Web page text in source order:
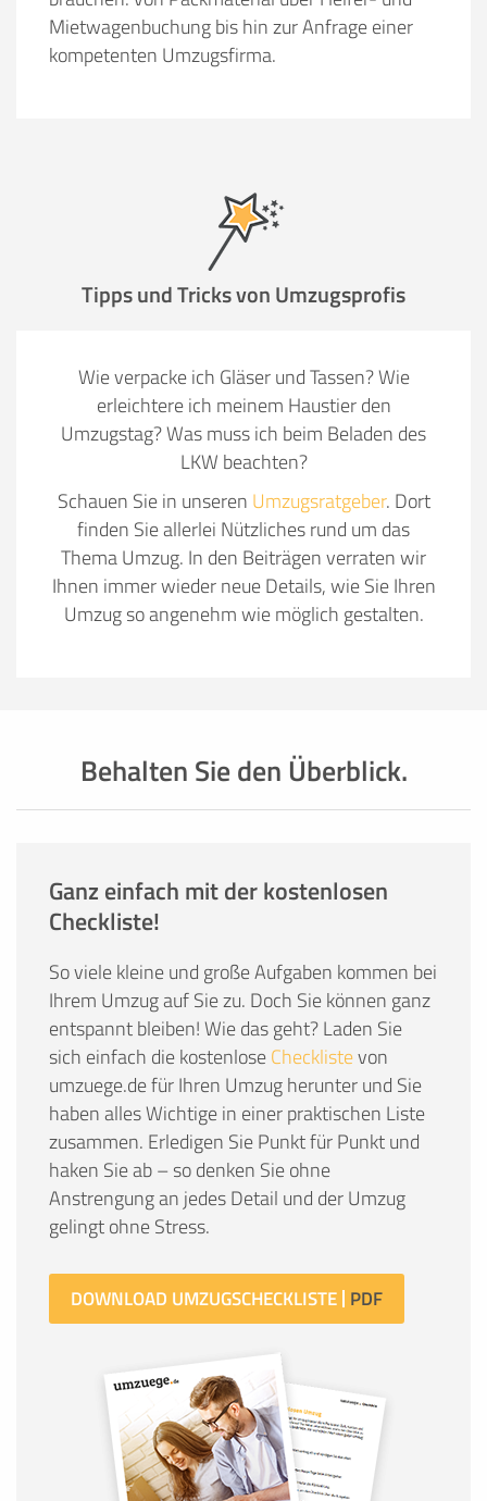
Mietwagenbuchung bis hin zur Anfrage einer
kompetenten Umzugsfirma.
Tipps und Tricks von Umzugsprofis
Wie verpacke ich Gläser und Tassen? Wie
erleichtere ich meinem Haustier den
Umzugstag? Was muss ich beim Beladen des
LKW beachten?
Schauen Sie in unseren Umzugsratgeber. Dort
finden Sie allerlei Nützliches rund um das
Thema Umzug. In den Beiträgen verraten wir
Ihnen immer wieder neue Details, wie Sie Ihren
Umzug so angenehm wie möglich gestalten.
Behalten Sie den Überblick.
Ganz einfach mit der kostenlosen
Checkliste!
So viele kleine und große Aufgaben kommen bei
Ihrem Umzug auf Sie zu. Doch Sie können ganz
entspannt bleiben! Wie das geht? Laden Sie
sich einfach die kostenloseChecklistevon
umzuege.de für Ihren Umzug herunter und Sie
haben alles Wichtige in einer praktischen Liste
zusammen. Erledigen Sie Punkt für Punkt und
haken Sie ab – so denken Sie ohne
Anstrengung an jedes Detail und der Umzug
gelingt ohne Stress.
DOWNLOAD UMZUGSCHECKLISTE